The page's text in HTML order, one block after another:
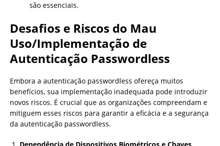
são essenciais.
Desafios e Riscos do Mau
Uso/Implementação de
Autenticação Passwordless
Embora a autenticação passwordless ofereça muitos
benefícios, sua implementação inadequada pode introduzir
novos riscos. É crucial que as organizações compreendam e
mitiguem esses riscos para garantir a eficácia e a segurança
da autenticação passwordless.